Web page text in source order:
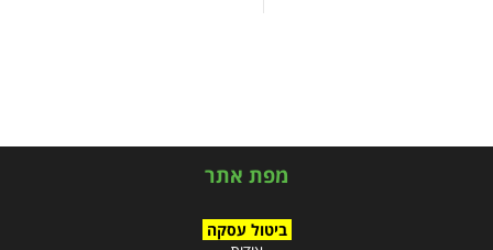
מפת אתר
ביטול עסקה